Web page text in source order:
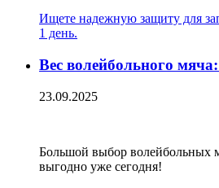
Ищете надежную защиту для
1 день.
Вес волейбольного
23.09.2025
Большой выбор волейбольных
выгодно уже сегодня!